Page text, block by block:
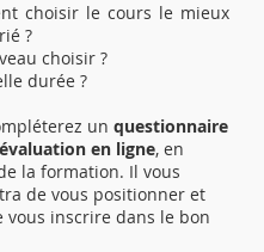
choisir le cours le mieux
?
choisir ?
durée ?
un questionnaire
en ligne, en
la formation. Il vous
de vous positionner et
vous inscrire dans le bon